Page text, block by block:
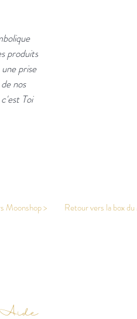
produits
prise
nos
Toi
Moonshop > Retour vers la box
Aide